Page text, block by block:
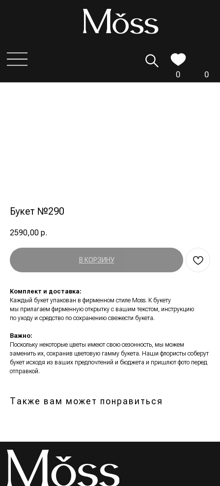
0
Букет №290
2590,00 р.
В КОРЗИНУ
Комплект и доставка:
Каждый букет упакован в фирменном стиле Moss. К букету
мы прилагаем фирменную открытку c вашим текстом, инструкцию
по уходу и средство по сохранению свежести букета.
Важно:
Поскольку некоторые цветы имеют свою сезонность, мы можем
заменить их, сохранив цветовую гамму букета. Наши флористы соберут
букет исходя из ваших предпочтений и бюджета и пришлют фото перед
отправкой.
Также вам может понравиться
Пн — Вс с 9–21:00
тел: 8 (981) 008-87-38
шоссе 129
тел: 8 (981) 826-87-38